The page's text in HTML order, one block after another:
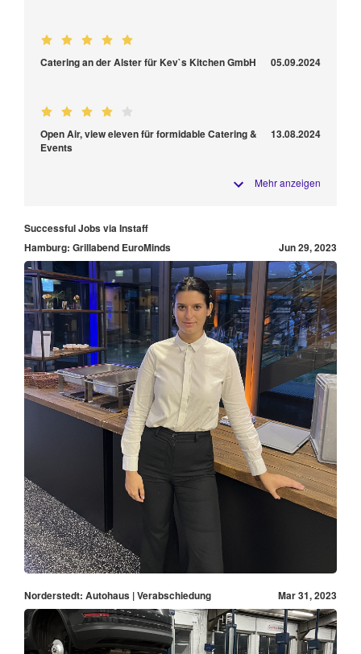
Catering an der Alster für Kev`s Kitchen GmbH 05.09.2024
Open Air, view eleven für formidable Catering &
Events
13.08.2024
Mehr anzeigen
Successful Jobs via Instaff
Hamburg: Grillabend EuroMinds
Jun 29, 2023
Norderstedt: Autohaus | Verabschiedung Mar 31, 2023